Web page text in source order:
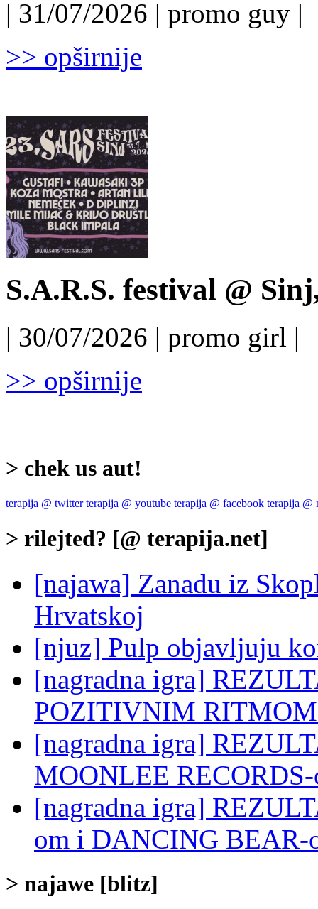
| 31/07/2026 | promo guy |
>> opširnije
S.A.R.S. festival @
| 30/07/2026 | promo girl |
>> opširnije
> chek us aut!
terapija @ twitter terapija @ youtube terapija @ facebook terapija @
> rilejted? [@ terapija.net]
[najawa] Zanadu iz
Hrvatskoj
[njuz] Pulp objavljuju
[nagradna igra]
POZITIVNIM
[nagradna igra]
MOONLEE
[nagradna igra]
om i DANCING BEAR-
> najawe [blitz]